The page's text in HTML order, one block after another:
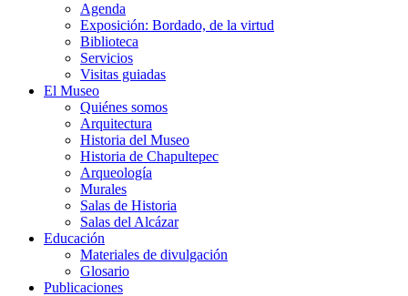
Agenda
Exposición: Bordado, de la virtud
Biblioteca
Servicios
Visitas guiadas
El Museo
Quiénes somos
Arquitectura
Historia del Museo
Historia de Chapultepec
Arqueología
Murales
Salas de Historia
Salas del Alcázar
Educación
Materiales de divulgación
Glosario
Publicaciones